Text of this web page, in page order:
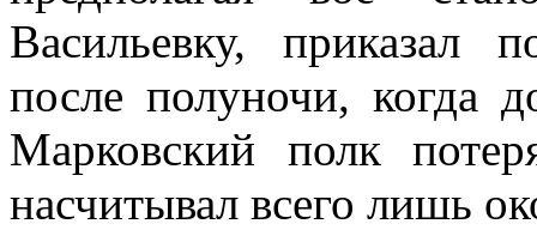
Васильевку, приказал
после полуночи, когда
Марковский полк
насчитывал всего лишь